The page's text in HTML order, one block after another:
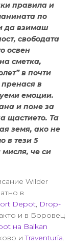
правила и
по
да взимаш
свободата
освен
сметка,
в почти
пренася в
емоции.
и поне за
щастието. Та
земя, ако не
в тези 5
мисля, че си
Wilder
в
Depot, Drop-
и в Боровец
на Balkan
иTraventuria.